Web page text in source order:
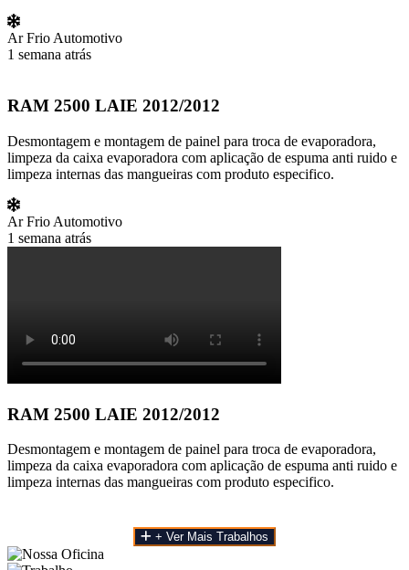
Ar Frio Automotivo
1 semana atrás
RAM 2500 LAIE 2012/2012
Desmontagem e montagem de painel para troca de evaporadora,
limpeza da caixa evaporadora com aplicação de espuma anti ruido e
limpeza internas das mangueiras com produto especifico.
Ar Frio Automotivo
1 semana atrás
RAM 2500 LAIE 2012/2012
Desmontagem e montagem de painel para troca de evaporadora,
limpeza da caixa evaporadora com aplicação de espuma anti ruido e
limpeza internas das mangueiras com produto especifico.
+ Ver Mais Trabalhos